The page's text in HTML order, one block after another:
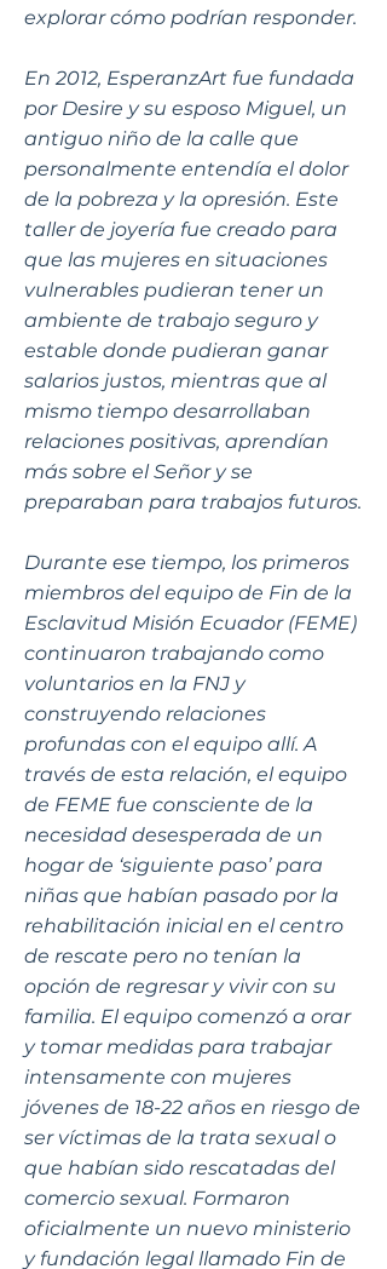
explorar cómo podrían responder.
En 2012, EsperanzArt fue fundada
por Desire y su esposo Miguel, un
antiguo niño de la calle que
personalmente entendía el dolor
de la pobreza y la opresión. Este
taller de joyería fue creado para
que las mujeres en situaciones
vulnerables pudieran tener un
ambiente de trabajo seguro y
estable donde pudieran ganar
salarios justos, mientras que al
mismo tiempo desarrollaban
relaciones positivas, aprendían
más sobre el Señor y se
preparaban para trabajos futuros.
Durante ese tiempo, los primeros
miembros del equipo de Fin de la
Esclavitud Misión Ecuador (FEME)
continuaron trabajando como
voluntarios en la FNJ y
construyendo relaciones
profundas con el equipo allí. A
través de esta relación, el equipo
de FEME fue consciente de la
necesidad desesperada de un
hogar de ‘siguiente paso’ para
niñas que habían pasado por la
rehabilitación inicial en el centro
de rescate pero no tenían la
opción de regresar y vivir con su
familia. El equipo comenzó a orar
y tomar medidas para trabajar
intensamente con mujeres
jóvenes de 18-22 años en riesgo de
ser víctimas de la trata sexual o
que habían sido rescatadas del
comercio sexual. Formaron
oficialmente un nuevo ministerio
y fundación legal llamado Fin de